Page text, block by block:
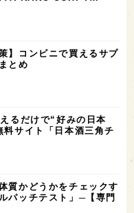
】コンビニで買えるサプ
とめ
るだけで“好みの日本
料サイト「日本酒三角チ
質かどうかをチェックす
パッチテスト」─【専門